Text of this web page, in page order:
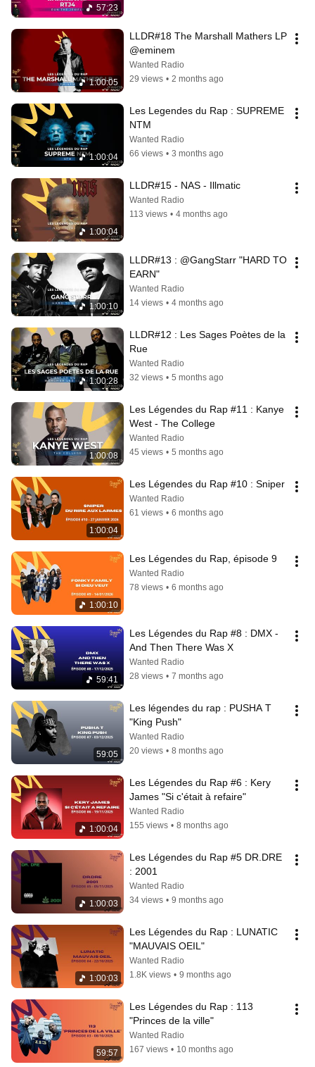
57:23
1:00:05
LLDR#18 The Marshall Mathers LP
@eminem
Wanted Radio
29 views • 2 months ago
1:00:04
Les Legendes du Rap : SUPREME
NTM
Wanted Radio
66 views • 3 months ago
1:00:04
LLDR#15 - NAS - Illmatic
Wanted Radio
113 views • 4 months ago
1:00:10
LLDR#13 : @GangStarr "HARD TO
EARN"
Wanted Radio
14 views • 4 months ago
1:00:28
LLDR#12 : Les Sages Poètes de la
Rue
Wanted Radio
32 views • 5 months ago
1:00:08
Les Légendes du Rap #11 : Kanye
West - The College
Wanted Radio
45 views • 5 months ago
1:00:04
Les Légendes du Rap #10 : Sniper
Wanted Radio
61 views • 6 months ago
1:00:10
Les Légendes du Rap, épisode 9
Wanted Radio
78 views • 6 months ago
59:41
Les Légendes du Rap #8 : DMX -
And Then There Was X
Wanted Radio
28 views • 7 months ago
59:05
Les légendes du rap : PUSHA T
"King Push"
Wanted Radio
20 views • 8 months ago
1:00:04
Les Légendes du Rap #6 : Kery
James "Si c'était à refaire"
Wanted Radio
155 views • 8 months ago
1:00:03
Les Légendes du Rap #5 DR.DRE
: 2001
Wanted Radio
34 views • 9 months ago
1:00:03
Les Légendes du Rap : LUNATIC
"MAUVAIS OEIL"
Wanted Radio
1.8K views • 9 months ago
59:57
Les Légendes du Rap : 113
"Princes de la ville"
Wanted Radio
167 views • 10 months ago